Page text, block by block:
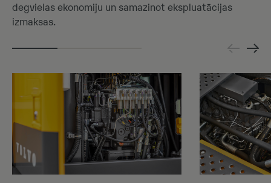
degvielas ekonomiju un samazinot ekspluatācijas
izmaksas.